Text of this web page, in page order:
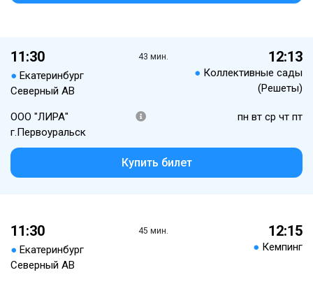
11:30
● Екатеринбург
Северный АВ
43 мин. 12:13
● Коллективные сады
(Решеты)
ООО "ЛИРА"
г.Первоуральск
пн вт ср чт пт
Купить билет
11:30
● Екатеринбург
Северный АВ
45 мин. 12:15
● Кемпинг